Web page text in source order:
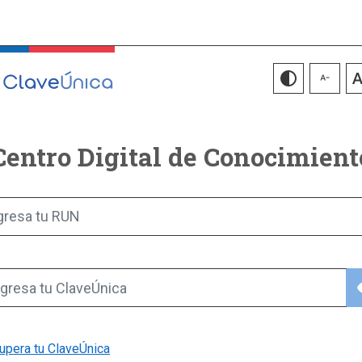
Digital de
tu RUN
tu ClaveÚnica
tu ClaveÚnica